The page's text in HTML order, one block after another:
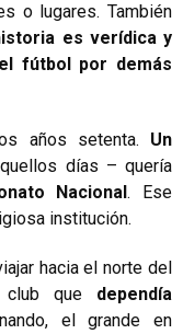
o lugares. También
es verídica y
fútbol por demás
años setenta. Un
días – quería
Nacional. Ese
institución.
hacia el norte del
club que dependía
el grande en